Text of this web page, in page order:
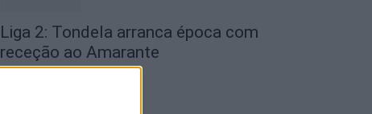
Liga 2: Tondela arranca época com
receção ao Amarante